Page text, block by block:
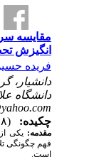
مقایسه
انگیزش
فریده
دانشیار،
دانشگاه
چکیده:
مقدمه:یکی از
فهم چگونگی
است.